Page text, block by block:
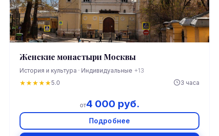
Женские монастыри Москвы
История и культура · Индивидуальные +13
★★★★★5.0 3 часа
от4 000 руб.
Подробнее